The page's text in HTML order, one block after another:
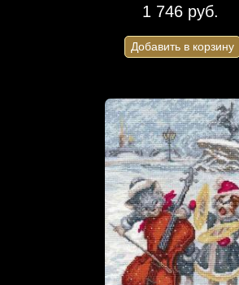
1 746 руб.
Добавить в корзину